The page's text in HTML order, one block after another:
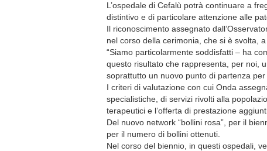
L’ospedale di Cefalù potrà continuare a
distintivo e di particolare attenzione alle
Il riconoscimento assegnato
nel corso della cerimonia, che si è svolta,
“Siamo particolarmente soddisfatti – ha
questo risultato che rappresenta, per noi,
soprattutto un nuovo punto di partenza
I criteri di valutazione con cui Onda
specialistiche, di servizi rivolti alla
terapeutici e l’offerta di prestazione
Del nuovo network “bollini rosa”, per il
per il numero di bollini ottenuti.
Nel corso del biennio, in questi ospedali,